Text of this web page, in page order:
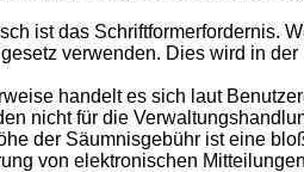
ist das Schriftformerfordernis.
verwenden. Dies wird in
handelt es sich laut
nicht für die
der Säumnisgebühr ist eine
von elektronischen